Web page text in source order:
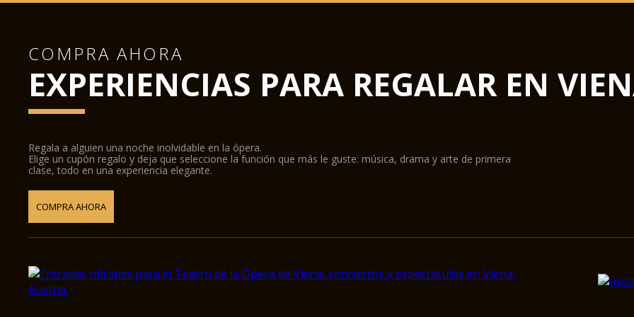
COMPRA AHORA
EXPERIENCIAS PARA REGALAR EN
Regala a alguien una noche inolvidable en la ópera.
Elige un cupón regalo y deja que seleccione la función que más le guste: música, drama y arte de primera
clase, todo en una experiencia elegante.
COMPRA AHORA